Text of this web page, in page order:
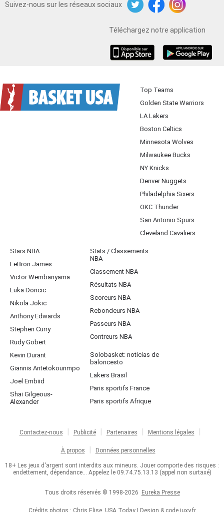
Suivez-nous sur les réseaux sociaux
TwitterFacebookInstagram
Téléchargez notre application
Top Teams
Golden State Warriors
LA Lakers
Boston Celtics
Minnesota Wolves
Milwaukee Bucks
NY Knicks
Denver Nuggets
Philadelphia Sixers
OKC Thunder
San Antonio Spurs
Cleveland Cavaliers
Stars NBA
LeBron James
Victor Wembanyama
Luka Doncic
Nikola Jokic
Anthony Edwards
Stephen Curry
Rudy Gobert
Kevin Durant
Giannis Antetokounmpo
Joel Embiid
Shai Gilgeous-
Alexander
Stats / Classements
NBA
Classement NBA
Résultats NBA
Scoreurs NBA
Rebondeurs NBA
Passeurs NBA
Contreurs NBA
Solobasket: noticias de
baloncesto
Lakers Brasil
Paris sportifs France
Paris sportifs Afrique
Contactez-nous Publicité Partenaires Mentions légales
À propos Données personnelles
18+ Les jeux d'argent sont interdits aux mineurs. Jouer comporte des risques :
endettement, dépendance... Appelez le 09.74.75.13.13 (appel non surtaxé)
Tous droits réservés © 1998-2026 Eureka Presse